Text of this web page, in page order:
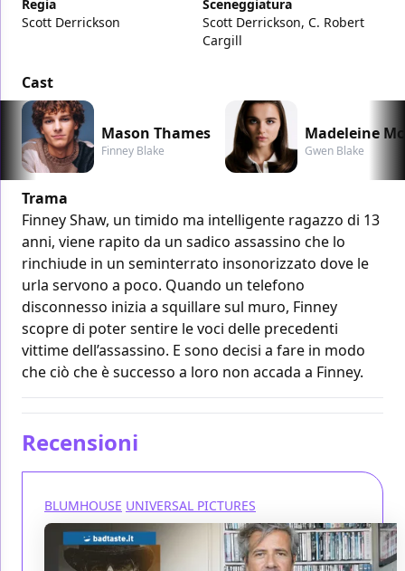
Regia
Scott Derrickson
Sceneggiatura
Scott Derrickson, C. Robert
Cargill
Cast
Mason Thames
Finney Blake
Madeleine
Gwen Blake
Trama
Finney Shaw, un timido ma intelligente ragazzo di 13
anni, viene rapito da un sadico assassino che lo
rinchiude in un seminterrato insonorizzato dove le
urla servono a poco. Quando un telefono
disconnesso inizia a squillare sul muro, Finney
scopre di poter sentire le voci delle precedenti
vittime dell’assassino. E sono decisi a fare in modo
che ciò che è successo a loro non accada a Finney.
Recensioni
BLUMHOUSE UNIVERSAL PICTURES